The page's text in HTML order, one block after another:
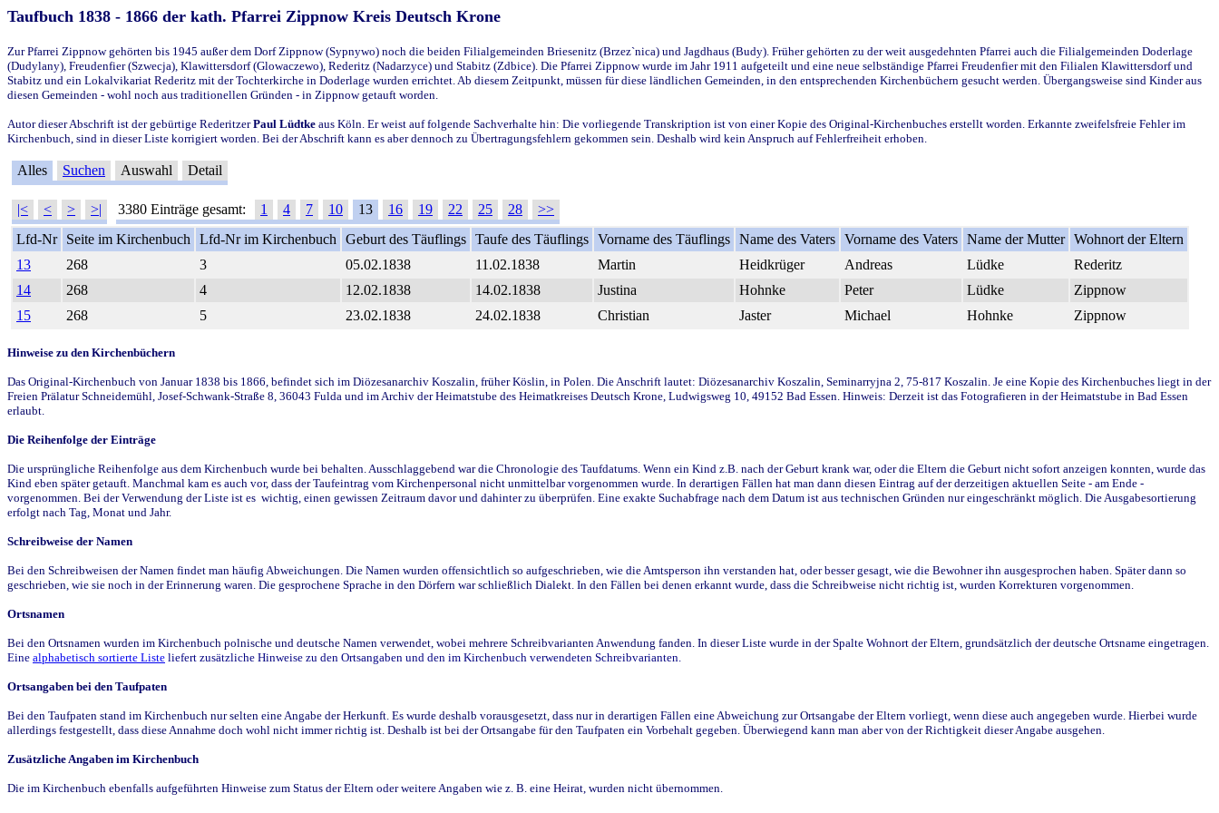
Taufbuch 1838 - 1866 der kath. Pfarrei Zippnow Kreis Deutsch Krone
Zur Pfarrei Zippnow gehörten bis 1945 außer dem Dorf Zippnow (Sypnywo) noch die beiden Filialgemeinden Briesenitz (Brzez`nica) und Jagdhaus (Budy). Früher gehörten zu der weit ausgedehnten Pfarrei auch die Filialgemeinden Doderlage
(Dudylany), Freudenfier (Szwecja), Klawittersdorf (Glowaczewo), Rederitz (Nadarzyce) und Stabitz (Zdbice). Die Pfarrei Zippnow wurde im Jahr 1911 aufgeteilt und eine neue selbständige Pfarrei Freudenfier mit den Filialen Klawittersdorf und
Stabitz und ein Lokalvikariat Rederitz mit der Tochterkirche in Doderlage wurden errichtet. Ab diesem Zeitpunkt, müssen für diese ländlichen Gemeinden, in den entsprechenden Kirchenbüchern gesucht werden. Übergangsweise sind Kinder aus
diesen Gemeinden - wohl noch aus traditionellen Gründen - in Zippnow getauft worden.
Autor dieser Abschrift ist der gebürtige RederitzerPaul Lüdtke aus Köln. Er weist auf folgende Sachverhalte hin: Die vorliegende Transkription ist von einer Kopie des Original-Kirchenbuches erstellt worden. Erkannte zweifelsfreie Fehler im
Kirchenbuch, sind in dieser Liste korrigiert worden. Bei der Abschrift kann es aber dennoch zu Übertragungsfehlern gekommen sein. Deshalb wird kein Anspruch auf Fehlerfreiheit erhoben.
Alles Suchen Auswahl Detail
|< < > >| 3380 Einträge gesamt: 1 4 7 10 13 16 19 22 25 28
>>
Lfd-Nr
Seite im Kirchenbuch Lfd-Nr im Kirchenbuch Geburt des Täuflings Taufe des Täuflings Vorname des Täuflings Name des Vaters Vorname des Vaters Name der Mutter Wohnort der Eltern
13
268 3 05.02.1838 11.02.1838 Martin Heidkrüger Andreas Lüdke
Rederitz
14
268 4 12.02.1838 14.02.1838 Justina Hohnke Peter Lüdke
Zippnow
15
268 5 23.02.1838 24.02.1838 Christian Jaster Michael Hohnke Zippnow
Hinweise zu den Kirchenbüchern
Das Original-Kirchenbuch von Januar 1838 bis 1866, befindet sich im Diözesanarchiv Koszalin, früher Köslin, in Polen. Die Anschrift lautet: Diözesanarchiv Koszalin, Seminarryjna 2, 75-817 Koszalin. Je eine Kopie des Kirchenbuches liegt in der
Freien Prälatur Schneidemühl, Josef-Schwank-Straße 8, 36043 Fulda und im Archiv der Heimatstube des Heimatkreises Deutsch Krone, Ludwigsweg 10, 49152 Bad Essen. Hinweis: Derzeit ist das Fotografieren in der Heimatstube in Bad Essen
erlaubt.
Die Reihenfolge der Einträge
Die ursprüngliche Reihenfolge aus dem Kirchenbuch wurde bei behalten. Ausschlaggebend war die Chronologie des Taufdatums. Wenn ein Kind z.B. nach der Geburt krank war, oder die Eltern die Geburt nicht sofort anzeigen konnten, wurde das
Kind eben später getauft. Manchmal kam es auch vor, dass der Taufeintrag vom Kirchenpersonal nicht unmittelbar vorgenommen wurde. In derartigen Fällen hat man dann diesen Eintrag auf der derzeitigen aktuellen Seite - am Ende -
vorgenommen. Bei der Verwendung der Liste ist es wichtig, einen gewissen Zeitraum davor und dahinter zu überprüfen. Eine exakte Suchabfrage nach dem Datum ist aus technischen Gründen nur eingeschränkt möglich. Die Ausgabesortierung
erfolgt nach Tag, Monat und Jahr.
Schreibweise der Namen
Bei den Schreibweisen der Namen findet man häufig Abweichungen. Die Namen wurden offensichtlich so aufgeschrieben, wie die Amtsperson ihn verstanden hat, oder besser gesagt, wie die Bewohner ihn ausgesprochen haben. Später dann so
geschrieben, wie sie noch in der Erinnerung waren. Die gesprochene Sprache in den Dörfern war schließlich Dialekt. In den Fällen bei denen erkannt wurde, dass die Schreibweise nicht richtig ist, wurden Korrekturen vorgenommen.
Ortsnamen
Bei den Ortsnamen wurden im Kirchenbuch polnische und deutsche Namen verwendet, wobei mehrere Schreibvarianten Anwendung fanden. In dieser Liste wurde in der Spalte Wohnort der Eltern, grundsätzlich der deutsche Ortsname eingetragen.
Eine alphabetisch sortierte Liste liefert zusätzliche Hinweise zu den Ortsangaben und den im Kirchenbuch verwendeten Schreibvarianten.
Ortsangaben bei den Taufpaten
Bei den Taufpaten stand im Kirchenbuch nur selten eine Angabe der Herkunft. Es wurde deshalb vorausgesetzt, dass nur in derartigen Fällen eine Abweichung zur Ortsangabe der Eltern vorliegt, wenn diese auch angegeben wurde. Hierbei wurde
allerdings festgestellt, dass diese Annahme doch wohl nicht immer richtig ist. Deshalb ist bei der Ortsangabe für den Taufpaten ein Vorbehalt gegeben. Überwiegend kann man aber von der Richtigkeit dieser Angabe ausgehen.
Zusätzliche Angaben im Kirchenbuch
Die im Kirchenbuch ebenfalls aufgeführten Hinweise zum Status der Eltern oder weitere Angaben wie z. B. eine Heirat, wurden nicht übernommen.